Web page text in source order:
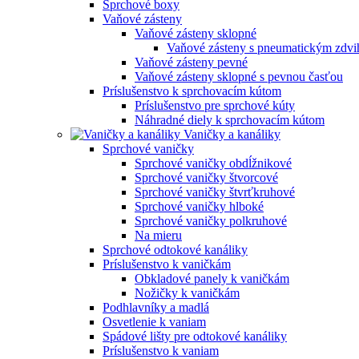
Sprchové boxy
Vaňové zásteny
Vaňové zásteny sklopné
Vaňové zásteny s pneumatickým
Vaňové zásteny pevné
Vaňové zásteny sklopné s pevnou časťou
Príslušenstvo k sprchovacím kútom
Príslušenstvo pre sprchové kúty
Náhradné diely k sprchovacím kútom
Vaničky a kanáliky
Sprchové vaničky
Sprchové vaničky obdĺžnikové
Sprchové vaničky štvorcové
Sprchové vaničky štvrťkruhové
Sprchové vaničky hlboké
Sprchové vaničky polkruhové
Na mieru
Sprchové odtokové kanáliky
Príslušenstvo k vaničkám
Obkladové panely k vaničkám
Nožičky k vaničkám
Podhlavníky a madlá
Osvetlenie k vaniam
Spádové lišty pre odtokové kanáliky
Príslušenstvo k vaniam